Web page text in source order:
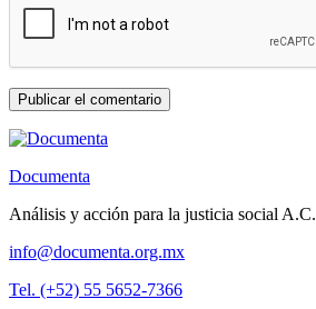
Documenta
Análisis y acción para la justicia social A.C.
info@documenta.org.mx
Tel. (+52) 55 5652-7366